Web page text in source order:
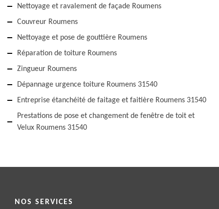
Nettoyage et ravalement de façade Roumens
Couvreur Roumens
Nettoyage et pose de gouttière Roumens
Réparation de toiture Roumens
Zingueur Roumens
Dépannage urgence toiture Roumens 31540
Entreprise étanchéité de faitage et faitière Roumens 31540
Prestations de pose et changement de fenêtre de toit et
Velux Roumens 31540
NOS SERVICES